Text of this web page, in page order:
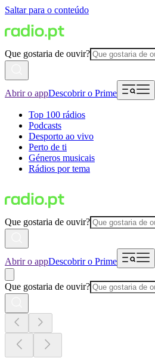
Saltar para o conteúdo
Que gostaria de ouvir?
Abrir o appDescobrir o Prime
Top 100 rádios
Podcasts
Desporto ao vivo
Perto de ti
Géneros musicais
Rádios por tema
Que gostaria de ouvir?
Abrir o appDescobrir o Prime
Que gostaria de ouvir?